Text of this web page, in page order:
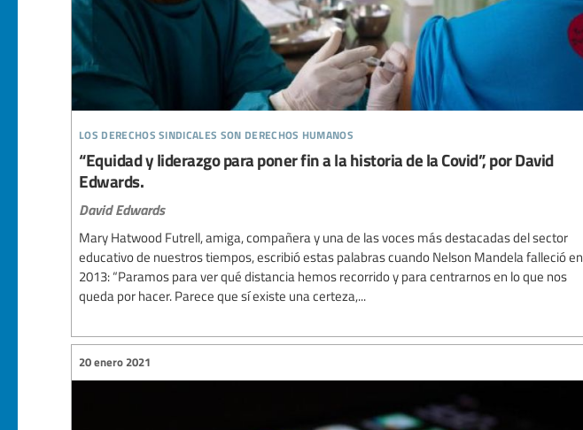
los derechos sindicales son derechos humanos
“Equidad y liderazgo para poner fin a la historia de la Covid”, por David
Edwards.
David Edwards
Mary Hatwood Futrell, amiga, compañera y una de las voces más destacadas del sector
educativo de nuestros tiempos, escribió estas palabras cuando Nelson Mandela falleció en
2013: “Paramos para ver qué distancia hemos recorrido y para centrarnos en lo que nos
queda por hacer. Parece que sí existe una certeza,...
20 enero 2021